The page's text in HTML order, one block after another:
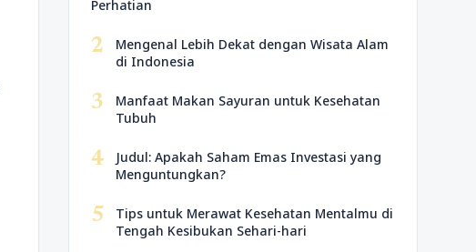
Perhatian
2
Mengenal Lebih Dekat dengan Wisata Alam
di Indonesia
3
Manfaat Makan Sayuran untuk Kesehatan
Tubuh
4
Judul: Apakah Saham Emas Investasi yang
Menguntungkan?
5
Tips untuk Merawat Kesehatan Mentalmu di
Tengah Kesibukan Sehari-hari